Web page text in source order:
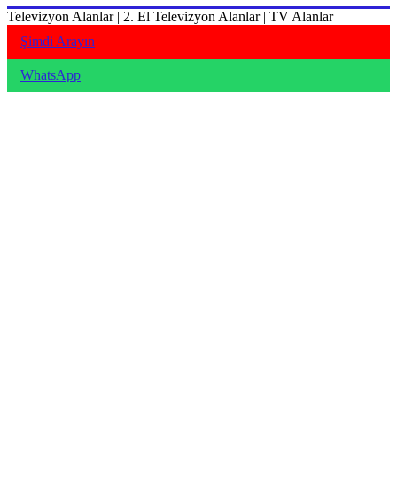
Televizyon Alanlar | 2. El Televizyon Alanlar | TV Alanlar
Şimdi Arayın
WhatsApp